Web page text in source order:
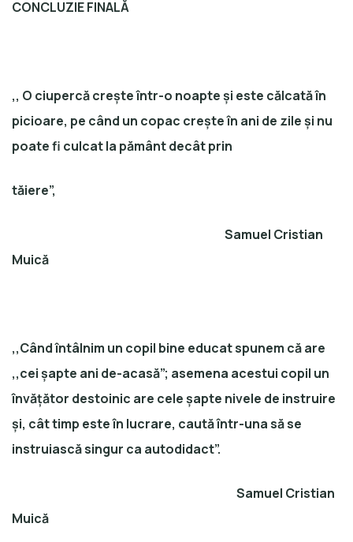
CONCLUZIE FINALĂ
,, O ciupercă crește într-o noapte și este călcată în
picioare, pe când un copac crește în ani de zile și nu
poate fi culcat la pământ decât prin
tăiere”,
Samuel Cristian
Muică
,,Când întâlnim un copil bine educat spunem că are
,,cei șapte ani de-acasă”; asemena acestui copil un
învățător destoinic are cele șapte nivele de instruire
și, cât timp este în lucrare, caută într-una să se
instruiască singur ca autodidact”.
Samuel Cristian
Muică